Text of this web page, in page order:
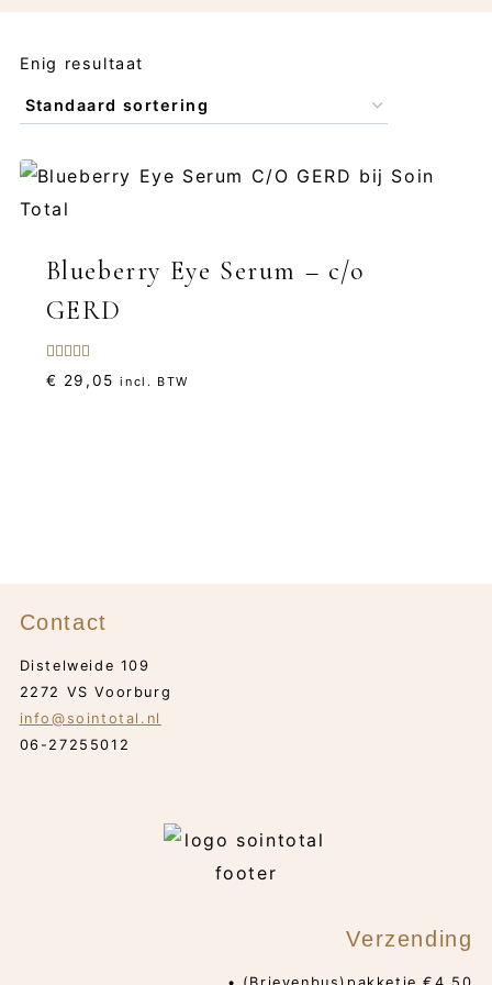
Enig resultaat
Blueberry Eye Serum – c/o
GERD
Gewaardeerd
5.00
€ 29,05 incl. BTW
Contact
Distelweide 109
2272 VS Voorburg
info@sointotal.nl
06-27255012
Verzending